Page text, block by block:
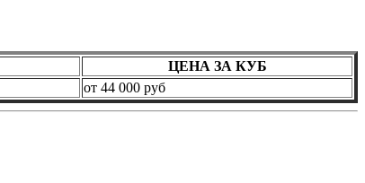
ЦЕНА ЗА КУБ
от 44 000 руб